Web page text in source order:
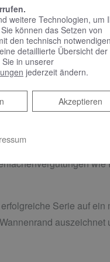
mit einer
Wanne prägt. Der
Eine
zudem für eine
in jeder
und
Serie auf
auszeichnet
weitere Technologien, um
können das Setzen von
den technisch notwendigen
detaillierte Übersicht der
in unserer
jederzeit ändern.
Akzeptieren